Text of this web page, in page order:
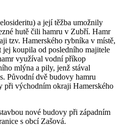
a její těžba umožnily
hutě čili hamru v Zubří. Hamr
tzv. Hamerského rybníka v místě,
koupila od posledního majitele
využíval vodní příkop
mlýna a pily, jenž stával
Původní dvě budovy hamru
při východním okraji Hamerského
nové budovy při západním
s obcí Zašová.